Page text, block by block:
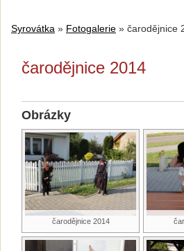
Syrovátka » Fotogalerie » čarodějnice
čarodějnice 2014
Obrázky
čarodějnice 2014